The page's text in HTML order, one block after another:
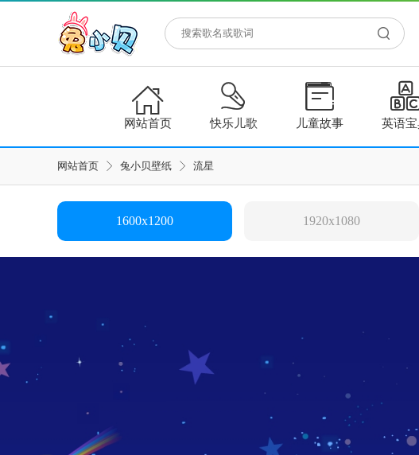

网站首页

快乐儿歌

儿童故事 英语
网站首页 兔小贝壁纸 流星
1600x1200 1920x1080